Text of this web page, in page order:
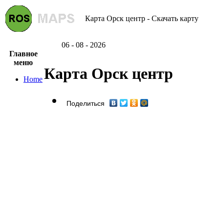
Карта Орск центр - Скачать карту
06 - 08 - 2026
Главное
меню
HomeКарта Орск центр
Поделиться